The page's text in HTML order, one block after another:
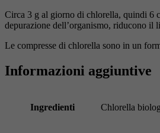
Circa 3 g al giorno di chlorella, quindi 6
depurazione dell’organismo, riducono il
Le compresse di chlorella sono in un
Informazioni aggiuntive
Ingredienti Chlorella